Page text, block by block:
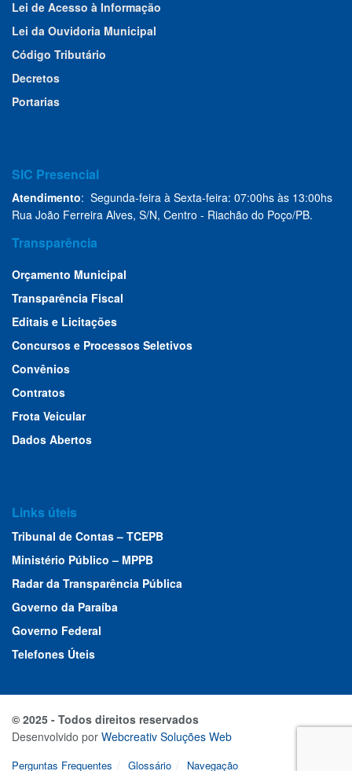
Lei de Acesso à Informação
Lei da Ouvidoria Municipal
Código Tributário
Decretos
Portarias
SIC Presencial
Atendimento: Segunda-feira à Sexta-feira: 07:00hs às 13:00hs
Rua João Ferreira Alves, S/N, Centro - Riachão do Poço/PB.
Transparência
Orçamento Municipal
Transparência Fiscal
Editais e Licitações
Concursos e Processos Seletivos
Convênios
Contratos
Frota Veicular
Dados Abertos
Links úteis
Tribunal de Contas – TCEPB
Ministério Público – MPPB
Radar da Transparência Pública
Governo da Paraíba
Governo Federal
Telefones Úteis
© 2025 - Todos direitos reservados
Desenvolvido por Webcreativ Soluções Web
Perguntas Frequentes Glossário Navegação